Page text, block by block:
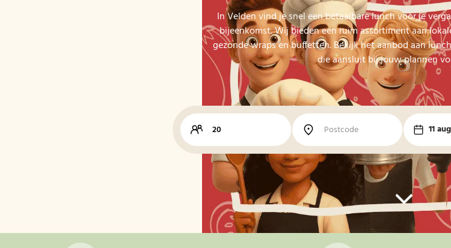
In Velden vind je snel een betaalbare lunch voor je
bijeenkomst. Wij bieden een ruim assortiment aan
gezonde wraps en buffetten. Bekijk het aanbod aan
die aansluit bij jouw plannen
11